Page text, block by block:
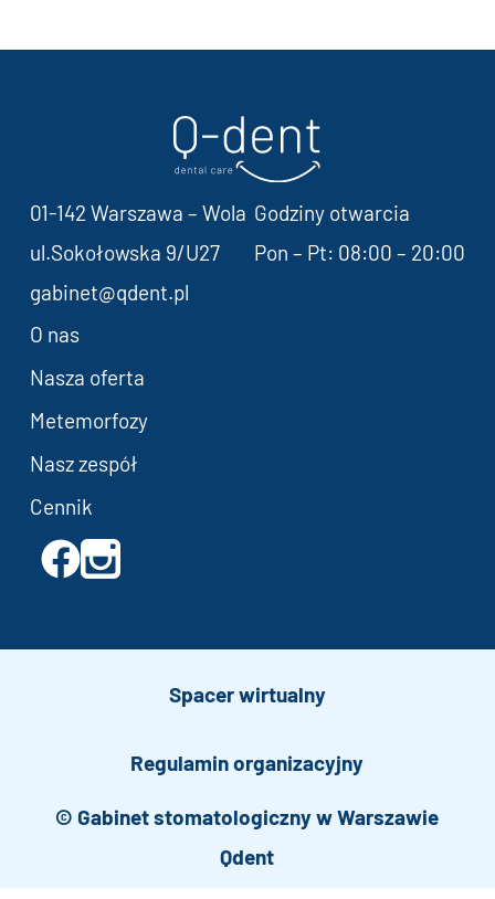
01-142 Warszawa – Wola
ul.Sokołowska 9/U27
gabinet@qdent.pl
Godziny otwarcia
Pon – Pt: 08:00 – 20:00
O nas
Nasza oferta
Metemorfozy
Nasz zespół
Cennik
© Gabinet stomatologiczny w Warszawie
Qdent
Spacer wirtualny
Regulamin organizacyjny